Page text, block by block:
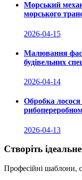
Морський
морського
2026-04-15
Малювання
будівельних
2026-04-14
Обробка лосося
2026-04-13
Створіть
Професійні шаблони,